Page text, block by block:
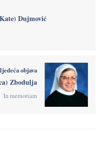
Dujmović
objava
Zbodulja
In memoriam